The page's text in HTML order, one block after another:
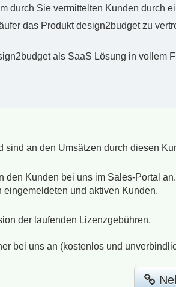
durch Sie vermittelten Kunden durch
das Produkt design2budget zu
als SaaS Lösung in vollem
an den Umsätzen durch diesen
den Kunden bei uns im Sales-Portal an.
und aktiven Kunden.
der laufenden Lizenzgebühren.
bei uns an (kostenlos und